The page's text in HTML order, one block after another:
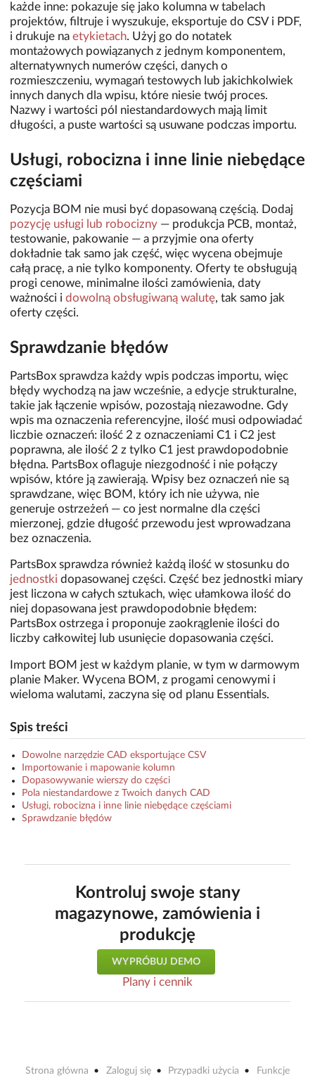
każde inne: pokazuje się jako kolumna w tabelach
projektów, filtruje i wyszukuje, eksportuje do CSV i PDF,
i drukuje na etykietach. Użyj go do notatek
montażowych powiązanych z jednym komponentem,
alternatywnych numerów części, danych o
rozmieszczeniu, wymagań testowych lub jakichkolwiek
innych danych dla wpisu, które niesie twój proces.
Nazwy i wartości pól niestandardowych mają limit
długości, a puste wartości są usuwane podczas importu.
Usługi, robocizna i inne linie niebędące
częściami
Pozycja BOM nie musi być dopasowaną częścią. Dodaj
pozycję usługi lub robocizny — produkcja PCB, montaż,
testowanie, pakowanie — a przyjmie ona oferty
dokładnie tak samo jak część, więc wycena obejmuje
całą pracę, a nie tylko komponenty. Oferty te obsługują
progi cenowe, minimalne ilości zamówienia, daty
ważności i dowolną obsługiwaną walutę, tak samo jak
oferty części.
Sprawdzanie błędów
PartsBox sprawdza każdy wpis podczas importu, więc
błędy wychodzą na jaw wcześnie, a edycje strukturalne,
takie jak łączenie wpisów, pozostają niezawodne. Gdy
wpis ma oznaczenia referencyjne, ilość musi odpowiadać
liczbie oznaczeń: ilość 2 z oznaczeniami C1 i C2 jest
poprawna, ale ilość 2 z tylko C1 jest prawdopodobnie
błędna. PartsBox oflaguje niezgodność i nie połączy
wpisów, które ją zawierają. Wpisy bez oznaczeń nie są
sprawdzane, więc BOM, który ich nie używa, nie
generuje ostrzeżeń — co jest normalne dla części
mierzonej, gdzie długość przewodu jest wprowadzana
bez oznaczenia.
PartsBox sprawdza również każdą ilość w stosunku do
jednostki dopasowanej części. Część bez jednostki miary
jest liczona w całych sztukach, więc ułamkowa ilość do
niej dopasowana jest prawdopodobnie błędem:
PartsBox ostrzega i proponuje zaokrąglenie ilości do
liczby całkowitej lub usunięcie dopasowania części.
Import BOM jest w każdym planie, w tym w darmowym
planie Maker. Wycena BOM, z progami cenowymi i
wieloma walutami, zaczyna się od planu Essentials.
Spis treści
Dowolne narzędzie CAD eksportujące CSV
Importowanie i mapowanie kolumn
Dopasowywanie wierszy do części
Pola niestandardowe z Twoich danych CAD
Usługi, robocizna i inne linie niebędące częściami
Sprawdzanie błędów
Kontroluj swoje stany
magazynowe, zamówienia i
produkcję
WYPRÓBUJ DEMO
Plany i cennik
Strona główna Zaloguj się Przypadki użycia Funkcje